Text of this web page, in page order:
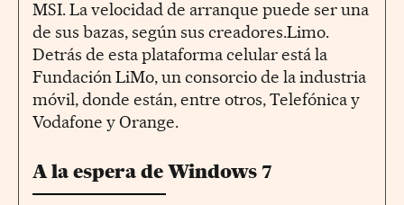
MSI. La velocidad de arranque puede ser una
de sus bazas, según sus creadores.Limo.
Detrás de esta plataforma celular está la
Fundación LiMo, un consorcio de la industria
móvil, donde están, entre otros, Telefónica y
Vodafone y Orange.
A la espera de Windows 7